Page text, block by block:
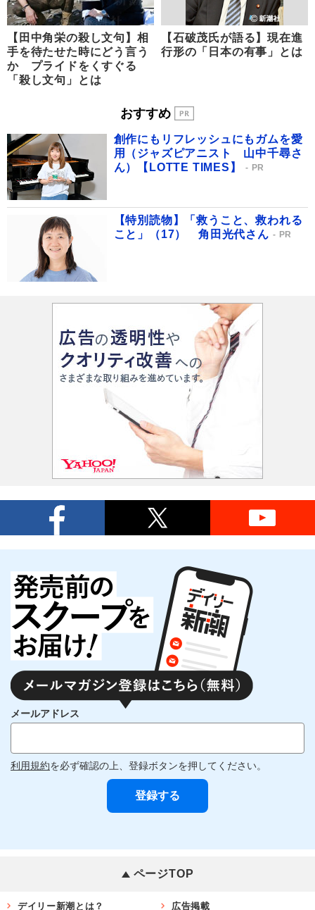
【田中角栄の殺し文句】相
手を待たせた時にどう言う
か プライドをくすぐる
「殺し文句」とは
【石破茂氏が語る】現在進
行形の「日本の有事」とは
おすすめ
創作にもリフレッシュにもガムを愛
用（ジャズピアニスト 山中千尋さ
ん）【LOTTE TIMES】
PR
【特別読物】「救うこと、救われる
こと」（17） 角田光代さん
PR
メールアドレス
利用規約を必ず確認の上、登録ボタンを押してください。
ページTOP
デイリー新潮とは？ 広告掲載